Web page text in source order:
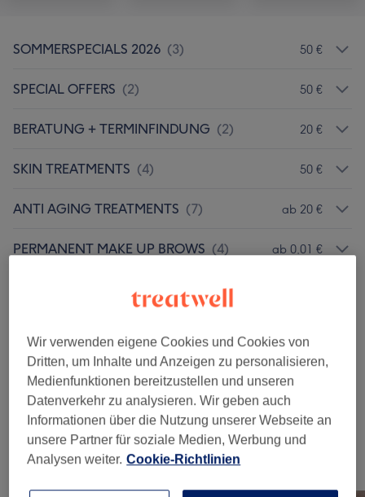
SOMMERSPECIALS 2026 (3) 50 €
SPECIAL OFFERS (2) 50 €
BERATUNG + TERMINFINDUNG (2) 20 €
SKIN TREATMENTS (4) 50 €
ANTI AGING TREATMENTS (7) ab 20 €
PERMANENT MAKE UP BROWS (4) ab 0,01 €
PERMANENT MAKE UP EYES
PARAMEDICAL PIGMENTIERUNG (1 ) 50 €
MAKE UP (1)
Unsere Arbeit
Wir verwenden eigene Cookies und Cookies von
Dritten, um Inhalte und Anzeigen zu personalisieren,
Medienfunktionen bereitzustellen und unseren
Datenverkehr zu analysieren. Wir geben auch
Informationen über die Nutzung unserer Webseite an
unsere Partner für soziale Medien, Werbung und
Analysen weiter. Cookie-Richtlinien